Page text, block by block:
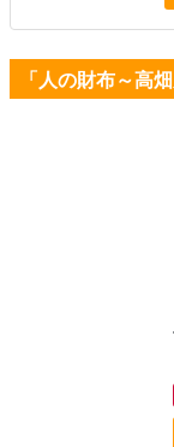
「人の財布～高